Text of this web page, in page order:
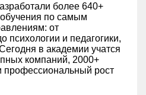
более 640+
по самым
от
психологии и педагогики,
в академии учатся
компаний, 2000+
профессиональный рост